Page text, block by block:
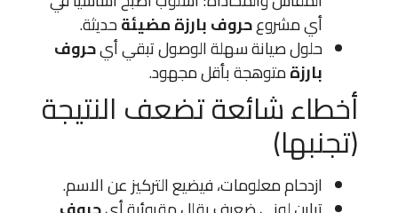
أي مشروعحروف بارزة مضيئةحديثة.
حلول صيانة سهلة الوصول تبقي أيحروف
بارزةمتوهجة بأقل مجهود.
أخطاء شائعة تضعف النتيجة
(تجنبها)
ازدحام معلومات، فيضيع التركيز عن الاسم.